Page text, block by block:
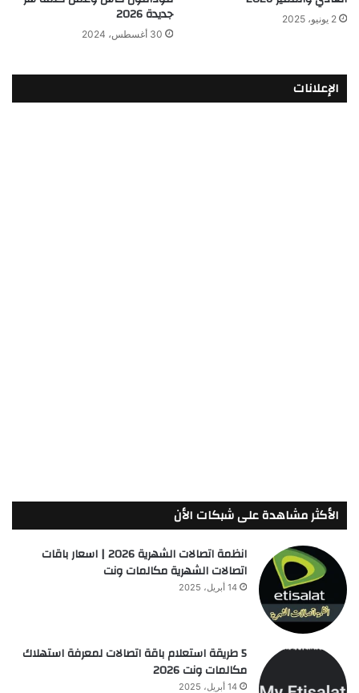
2 يونيو، 2025 جديدة 2026
30 أغسطس، 2024
الإعلانات
الأكثر مشاهدة على شبكات الأن
انظمة اتصالات الشهرية 2026 | اسعار باقات
اتصالات الشهرية مكالمات ونت
14 أبريل، 2025
5 طريقة استعلام باقة اتصالات لمعرفة استهلاك
مكالمات ونت 2026
14 أبريل، 2025